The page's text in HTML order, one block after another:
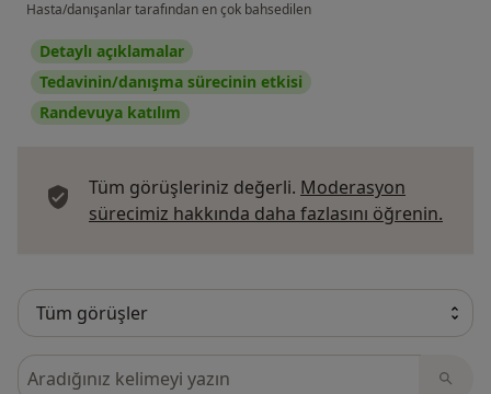
Hasta/danışanlar tarafından en çok bahsedilen
Detaylı açıklamalar
Tedavinin/danışma sürecinin etkisi
Randevuya katılım
Tüm görüşleriniz değerli. Moderasyon
sürecimiz hakkında daha fazlasını öğrenin.
Görüşler içerisinde ara